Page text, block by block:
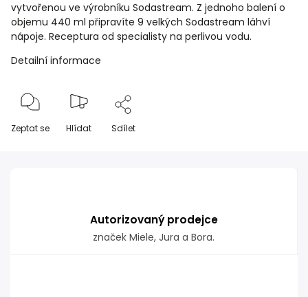
vytvořenou ve výrobníku Sodastream. Z jednoho balení o
objemu 440 ml připravíte 9 velkých Sodastream láhví
nápoje. Receptura od specialisty na perlivou vodu.
Detailní informace
Zeptat se Hlídat Sdílet
Autorizovaný prodejce
značek Miele, Jura a Bora.